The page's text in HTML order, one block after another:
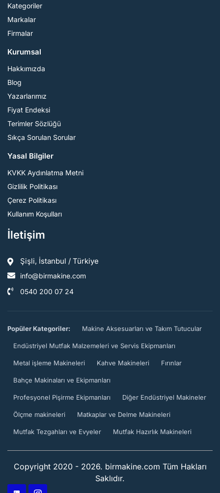
Kategoriler
Markalar
Firmalar
Kurumsal
Hakkımızda
Blog
Yazarlarımız
Fiyat Endeksi
Terimler Sözlüğü
Sıkça Sorulan Sorular
Yasal Bilgiler
KVKK Aydınlatma Metni
Gizlilik Politikası
Çerez Politikası
Kullanım Koşulları
İletişim
Şişli, İstanbul / Türkiye
info@birmakine.com
0540 200 07 24
Popüler Kategoriler: Makine Aksesuarları ve Takım Tutucular
Endüstriyel Mutfak Malzemeleri ve Servis Ekipmanları
Metal işleme Makineleri Kahve Makineleri Fırınlar
Bahçe Makinaları ve Ekipmanları
Profesyonel Pişirme Ekipmanları Diğer Endüstriyel Makineler
Ölçme makineleri Matkaplar ve Delme Makineleri
Mutfak Tezgahları ve Evyeler Mutfak Hazırlık Makineleri
Copyright 2020 - 2026. birmakine.com Tüm Hakları
Saklıdır.